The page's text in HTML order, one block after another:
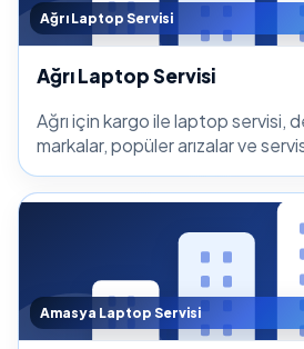
Ağrı Laptop Servisi
Ağrı Laptop Servisi
Ağrı için kargo ile laptop servisi,
markalar, popüler arızalar ve
Amasya Laptop Servisi